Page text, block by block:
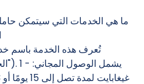
تُعرف هذه الخدمة باسم